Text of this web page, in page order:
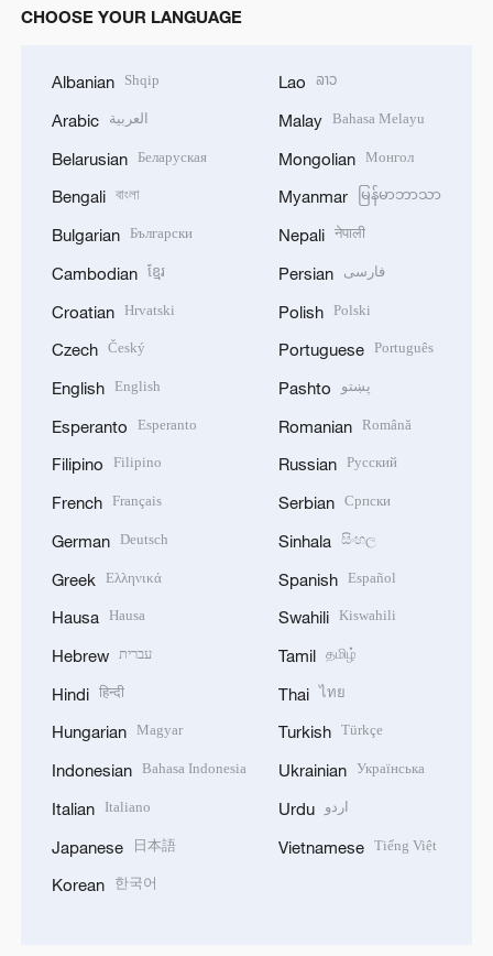
CHOOSE YOUR LANGUAGE
Albanian Shqip
Arabic العربية
Belarusian Беларуская
Bengali বাংলা
Bulgarian Български
Cambodian ខ្មែរ
Croatian Hrvatski
Czech Český
English English
Esperanto Esperanto
Filipino Filipino
French Français
German Deutsch
Greek Ελληνικά
Hausa Hausa
Hebrew עברית
Hindi हिन्दी
Hungarian Magyar
Indonesian Bahasa Indonesia
Italian Italiano
Japanese 日本語
Korean 한국어
Lao ລາວ
Malay Bahasa Melayu
Mongolian Монгол
Myanmar မြန်မာဘာသာ
Nepali नेपाली
Persian فارسی
Polish Polski
Portuguese Português
Pashto پښتو
Romanian Română
Russian Русский
Serbian Српски
Sinhala සිංහල
Spanish Español
Swahili Kiswahili
Tamil தமிழ்
Thai ไทย
Turkish Türkçe
Ukrainian Українська
Urdu اردو
Vietnamese Tiếng Việt